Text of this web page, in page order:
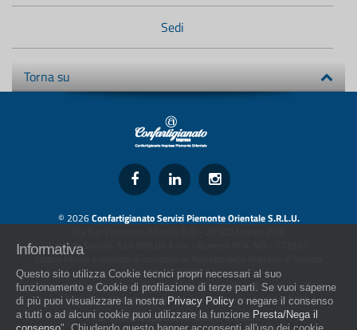
Sedi
Torna su
© 2026Confartigianato Servizi Piemonte Orientale S.R.L.U.
Capitale Sociale: 526.000,00 € i.v. - Numero REA: NO - 173322
Codice fiscale e numero di iscrizione al Registro delle Imprese di Novara
01436930034
artigiani.it è registrato nel Registro della Stampa Periodica con il nr. 562
con Decreto del Presidente del Tribunale di Novara del 07/03/13
Direttore Responsabile: Amleto Impaloni
Informativa
Questo sito utilizza Cookie tecnici propri necessari al suo
funzionamento e Cookie di profilazione di terze parti. Se vuoi saperne
di più puoi visualizzare la nostra Privacy Policy o negare il consenso
a tutti o ad alcuni cookie puoi utilizzare la funzione Presta/Nega il